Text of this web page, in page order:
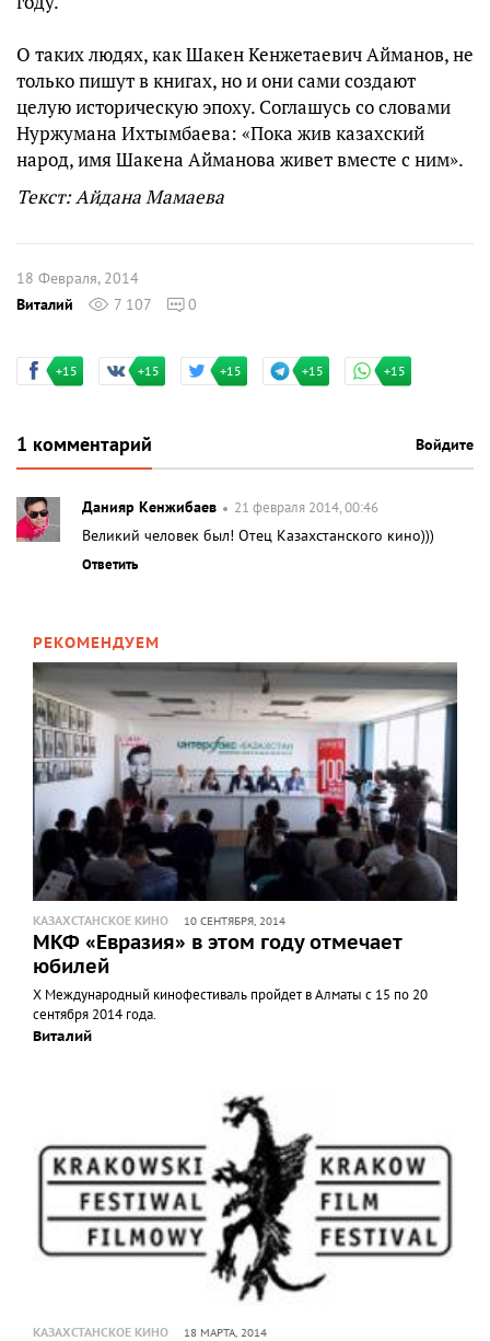
О таких людях, как Шакен Кенжетаевич Айманов, не
только пишут в книгах, но и они сами создают
целую историческую эпоху. Соглашусь со словами
Нуржумана Ихтымбаева: «Пока жив казахский
народ, имя Шакена Айманова живет вместе с ним».
Текст: Айдана Мамаева
18 Февраля, 2014
Виталий
7 107 0
+15 +15 +15 +15 +15
1 комментарий Войдите
Данияр Кенжибаев 21 февраля 2014, 00:46
Великий человек был! Отец Казахстанского кино)))
Ответить
РЕКОМЕНДУЕМ
КАЗАХСТАНСКОЕ КИНО 10 СЕНТЯБРЯ, 2014
МКФ «Евразия» в этом году отмечает
юбилей
Х Международный кинофестиваль пройдет в Алматы с 15 по 20
сентября 2014 года.
Виталий
КАЗАХСТАНСКОЕ КИНО 18 МАРТА, 2014